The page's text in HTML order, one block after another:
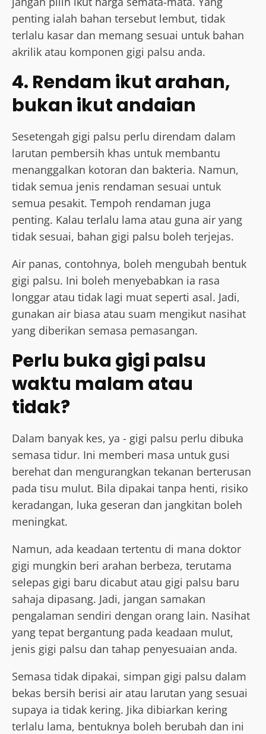
penting ialah bahan tersebut lembut, tidak
terlalu kasar dan memang sesuai untuk bahan
akrilik atau komponen gigi palsu anda.
4. Rendam ikut arahan,
bukan ikut andaian
Sesetengah gigi palsu perlu direndam dalam
larutan pembersih khas untuk membantu
menanggalkan kotoran dan bakteria. Namun,
tidak semua jenis rendaman sesuai untuk
semua pesakit. Tempoh rendaman juga
penting. Kalau terlalu lama atau guna air yang
tidak sesuai, bahan gigi palsu boleh terjejas.
Air panas, contohnya, boleh mengubah bentuk
gigi palsu. Ini boleh menyebabkan ia rasa
longgar atau tidak lagi muat seperti asal. Jadi,
gunakan air biasa atau suam mengikut nasihat
yang diberikan semasa pemasangan.
Perlu buka gigi palsu
waktu malam atau
tidak?
Dalam banyak kes, ya - gigi palsu perlu dibuka
semasa tidur. Ini memberi masa untuk gusi
berehat dan mengurangkan tekanan berterusan
pada tisu mulut. Bila dipakai tanpa henti, risiko
keradangan, luka geseran dan jangkitan boleh
meningkat.
Namun, ada keadaan tertentu di mana doktor
gigi mungkin beri arahan berbeza, terutama
selepas gigi baru dicabut atau gigi palsu baru
sahaja dipasang. Jadi, jangan samakan
pengalaman sendiri dengan orang lain. Nasihat
yang tepat bergantung pada keadaan mulut,
jenis gigi palsu dan tahap penyesuaian anda.
Semasa tidak dipakai, simpan gigi palsu dalam
bekas bersih berisi air atau larutan yang sesuai
supaya ia tidak kering. Jika dibiarkan kering
terlalu lama, bentuknya boleh berubah dan ini